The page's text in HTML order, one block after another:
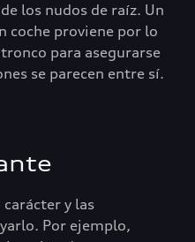
los nudos de raíz. Un
coche proviene por lo
para asegurarse
se parecen entre sí.
y las
Por ejemplo,